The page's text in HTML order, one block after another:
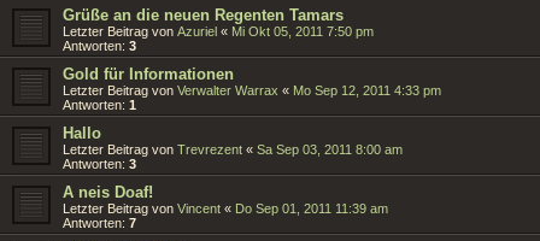
Grüße an die neuen Regenten Tamars
Letzter Beitrag von Azuriel « Mi Okt 05, 2011 7:50 pm
Antworten: 3
Gold für Informationen
Letzter Beitrag von Verwalter Warrax « Mo Sep 12, 2011 4:33 pm
Antworten: 1
Hallo
Letzter Beitrag von Trevrezent « Sa Sep 03, 2011 8:00 am
Antworten: 3
A neis Doaf!
Letzter Beitrag von Vincent « Do Sep 01, 2011 11:39 am
Antworten: 7